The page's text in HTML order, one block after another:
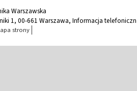
Warszawska
1, 00-661 Warszawa, Informacja
strony